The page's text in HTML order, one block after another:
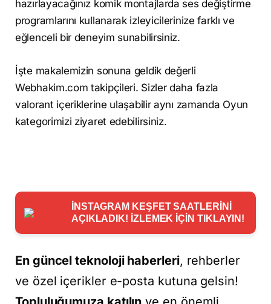
hazırlayacağınız komik montajlarda ses değiştirme
programlarını kullanarak izleyicilerinize farklı ve
eğlenceli bir deneyim sunabilirsiniz.
İşte makalemizin sonuna geldik değerli
Webhakim.com takipçileri. Sizler daha fazla
valorant içeriklerine ulaşabilir aynı zamanda Oyun
kategorimizi ziyaret edebilirsiniz.
İNSTAGRAM KEŞFET SAATLERİNİ
AÇIKLADIK! İZLEMEK İÇİN TIKLAYIN!
En güncel teknoloji haberleri, rehberler
ve özel içerikler e-posta kutuna gelsin!